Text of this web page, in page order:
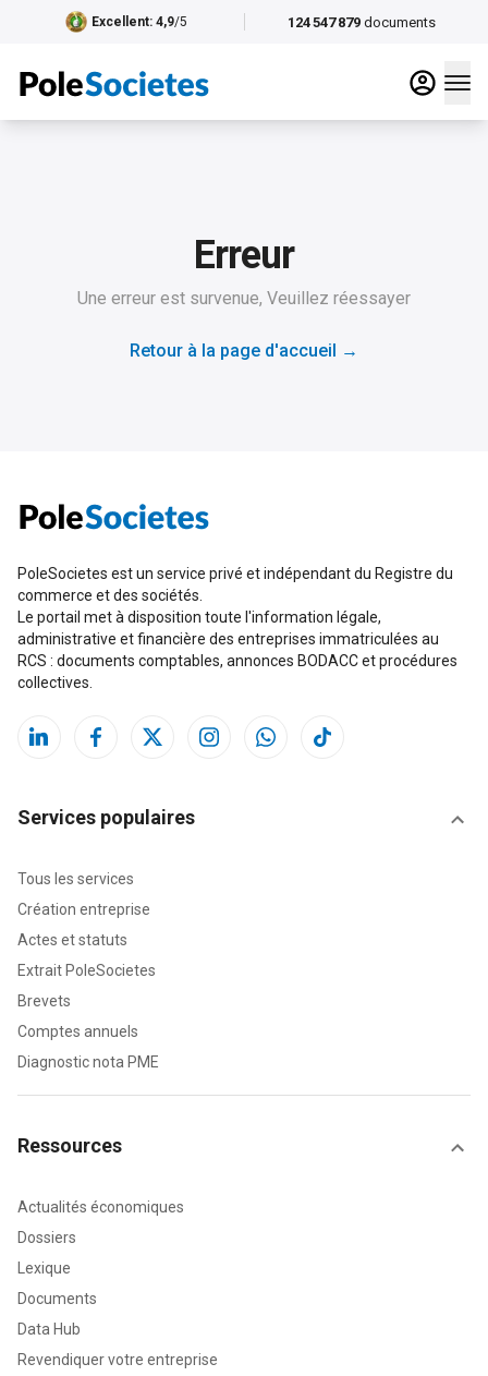
124 547 879 documents
Excellent: 4,9/5
Erreur
Une erreur est survenue, Veuillez réessayer
Retour à la page d'accueil →
PoleSocietes est un service privé et indépendant du Registre du
commerce et des sociétés.
Le portail met à disposition toute l'information légale,
administrative et financière des entreprises immatriculées au
RCS : documents comptables, annonces BODACC et procédures
collectives.
Services populaires
Tous les services
Création entreprise
Actes et statuts
Extrait PoleSocietes
Brevets
Comptes annuels
Diagnostic nota PME
Ressources
Actualités économiques
Dossiers
Lexique
Documents
Data Hub
Revendiquer votre entreprise